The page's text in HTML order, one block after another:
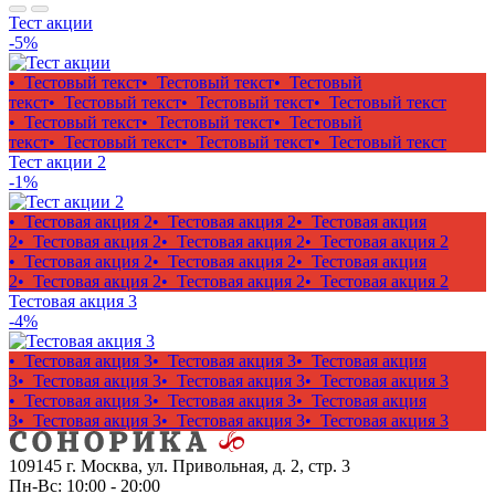
Тест акции
-5%
• Тестовый текст• Тестовый текст• Тестовый
текст• Тестовый текст• Тестовый текст• Тестовый текст
• Тестовый текст• Тестовый текст• Тестовый
текст• Тестовый текст• Тестовый текст• Тестовый текст
Тест акции 2
-1%
• Тестовая акция 2• Тестовая акция 2• Тестовая акция
2• Тестовая акция 2• Тестовая акция 2• Тестовая акция 2
• Тестовая акция 2• Тестовая акция 2• Тестовая акция
2• Тестовая акция 2• Тестовая акция 2• Тестовая акция 2
Тестовая акция 3
-4%
• Тестовая акция 3• Тестовая акция 3• Тестовая акция
3• Тестовая акция 3• Тестовая акция 3• Тестовая акция 3
• Тестовая акция 3• Тестовая акция 3• Тестовая акция
3• Тестовая акция 3• Тестовая акция 3• Тестовая акция 3
109145 г. Москва, ул. Привольная, д. 2, стр. 3
Пн-Вс: 10:00 - 20:00